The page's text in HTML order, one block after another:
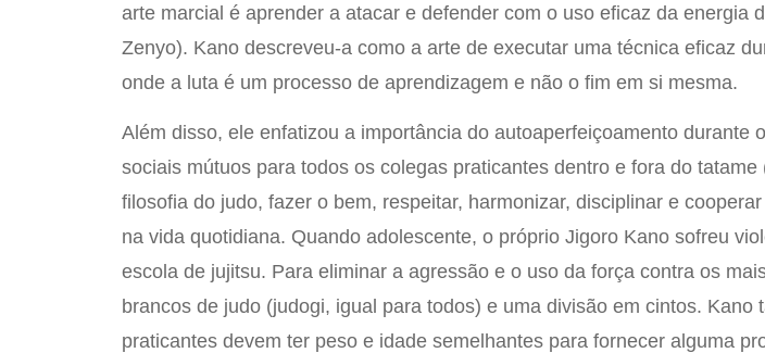
arte marcial é aprender a atacar e defender com o uso eficaz da energia
Zenyo). Kano descreveu-a como a arte de executar uma técnica eficaz
onde a luta é um processo de aprendizagem e não o fim em si mesma.
Além disso, ele enfatizou a importância do autoaperfeiçoamento durante
sociais mútuos para todos os colegas praticantes dentro e fora do
filosofia do judo, fazer o bem, respeitar, harmonizar, disciplinar e
na vida quotidiana. Quando adolescente, o próprio Jigoro Kano sofreu
escola de jujitsu. Para eliminar a agressão e o uso da força contra os
brancos de judo (judogi, igual para todos) e uma divisão em cintos. Kano
praticantes devem ter peso e idade semelhantes para fornecer alguma